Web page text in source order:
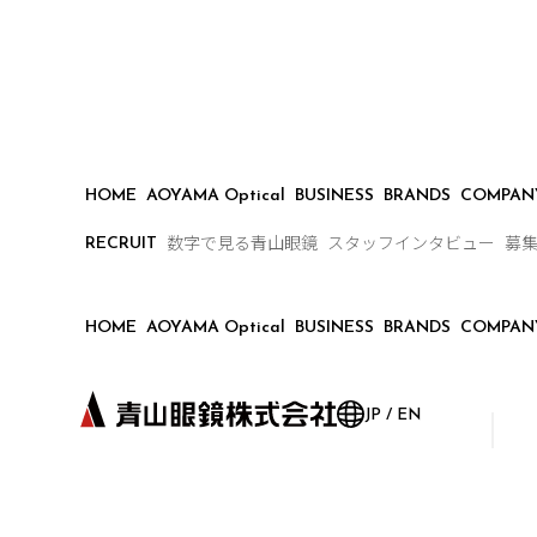
HOME AOYAMA Optical BUSINESS BRANDS
RECRUIT 数字で見る青山眼鏡 スタッフインタビュー 募
HOME AOYAMA Optical BUSINESS BRANDS
JP / EN